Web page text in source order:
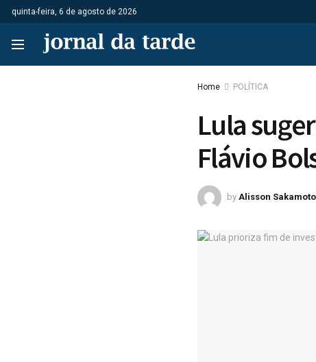
quinta-feira, 6 de agosto de 2026
Home POLÍTICA
Lula
Flávio
by Alisson Sakamoto